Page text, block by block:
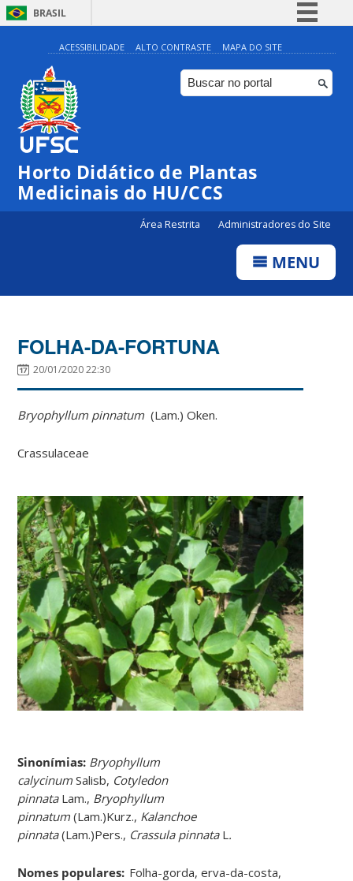
BRASIL
Simplifique!
Comunica BR
Participe
Canais
ACESSIBILIDADE ALTO CONTRASTE MAPA DO SITE
Horto Didático de Plantas
Medicinais do HU/CCS
Área Restrita Administradores do Site
MENU
FOLHA-DA-FORTUNA
20/01/2020 22:30
Bryophyllum pinnatum (Lam.) Oken.
Crassulaceae
Sinonímias: Bryophyllum
calycinum Salisb, Cotyledon
pinnataLam., Bryophyllum
pinnatum (Lam.)Kurz., Kalanchoe
pinnata(Lam.)Pers., Crassula pinnataL .
Nomes populares: Folha-gorda, erva-da-costa,